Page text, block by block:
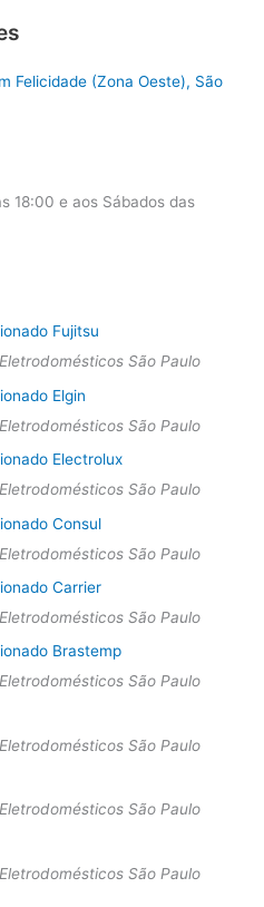
Felicidade (Zona Oeste), São
18:00 e aos Sábados das
Fujitsu
São Paulo
Elgin
São Paulo
Electrolux
São Paulo
Consul
São Paulo
Carrier
São Paulo
Brastemp
São Paulo
São Paulo
São Paulo
São Paulo